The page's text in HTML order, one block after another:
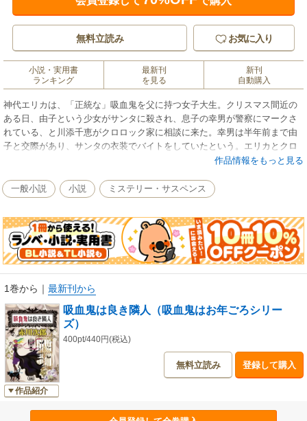
無料立読み お気に入り
小説・実用書
ランキング
最新刊
を見る
新刊
自動購入
神代エリカは、「正統な」吸血鬼を父に持つ女子大生。クリスマス間近の
ある日、由子という少女がサンタに殺され、息子の幸男が警察にマークさ
れている、と川添千恵がクロロック家に相談に来た。幸男は半年前まで由
子と交際があり、サンタの衣装でバイトをしていたという。エリカとクロ
ロックは早速、事件解決に乗り出すけれど!? 表題作のほか、「吸血鬼と
作品情報をもっと見る
一般小説 小説 ミステリー・サスペンス
1巻から ｜ 最新刊から
作品紹介
吸血鬼は良き隣人（吸血鬼はお年ごろシリー
ズ）
400pt/440円(税込)
無料立読み 登録して購入